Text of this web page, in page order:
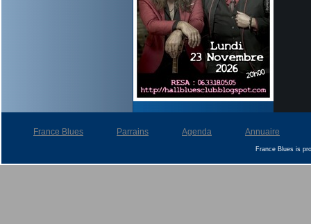
France Blues Parrains Agenda Annuaire
France Blues is